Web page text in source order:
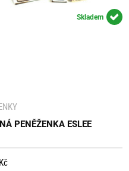
Skladem
PENĚŽENKA ESLEE